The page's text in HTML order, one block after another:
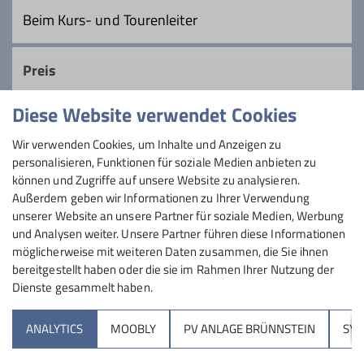
langjährige, geübte Berwanderer und
lange Touren und zügiges Gehen, nehmen
Natur zu genießen.
Beim Kurs- und Tourenleiter
Preis
Maximale Teilnehmeranzahl
8
Sektion
Diese Website verwendet Cookies
Wir verwenden Cookies, um Inhalte und Anzeigen zu
personalisieren, Funktionen für soziale Medien anbieten zu
können und Zugriffe auf unsere Website zu analysieren.
Außerdem geben wir Informationen zu Ihrer Verwendung
unserer Website an unsere Partner für soziale Medien, Werbung
und Analysen weiter. Unsere Partner führen diese Informationen
möglicherweise mit weiteren Daten zusammen, die Sie ihnen
bereitgestellt haben oder die sie im Rahmen Ihrer Nutzung der
Dienste gesammelt haben.
ANALYTICS MOOBLY PV ANLAGE BRÜNNSTEIN